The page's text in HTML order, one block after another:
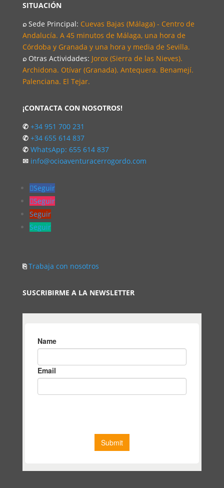
SITUACIÓN
⌕ Sede Principal: Cuevas Bajas (Málaga) - Centro de
Andalucía. A 45 minutos de Málaga, una hora de
Córdoba y Granada y una hora y media de Sevilla.
⌕ Otras Actividades: Jorox (Sierra de las Nieves).
Archidona. Otívar (Granada). Antequera. Benamejí.
Palenciana. El Tejar.
¡CONTACTA CON NOSOTROS!
✆ +34 951 700 231
✆ +34 655 614 837
✆ WhatsApp: 655 614 837
✉ info@ocioaventuracerrogordo.com
Seguir
Seguir
Seguir
Seguir
⎘Trabaja con nosotros
SUSCRIBIRME A LA NEWSLETTER